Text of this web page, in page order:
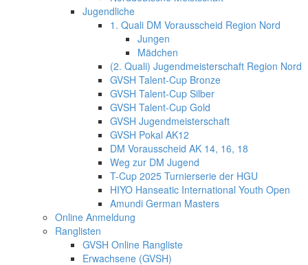
Jugendliche
1. Quali DM Vorausscheid Region Nord
Jungen
Mädchen
(2. Quali) Jugendmeisterschaft Region Nord
GVSH Talent-Cup Bronze
GVSH Talent-Cup Silber
GVSH Talent-Cup Gold
GVSH Jugendmeisterschaft
GVSH Pokal AK12
DM Vorausscheid AK 14, 16, 18
Weg zur DM Jugend
T-Cup 2025 Turnierserie der HGU
HIYO Hanseatic International Youth Open
Amundi German Masters
Online Anmeldung
Ranglisten
GVSH Online Rangliste
Erwachsene (GVSH)